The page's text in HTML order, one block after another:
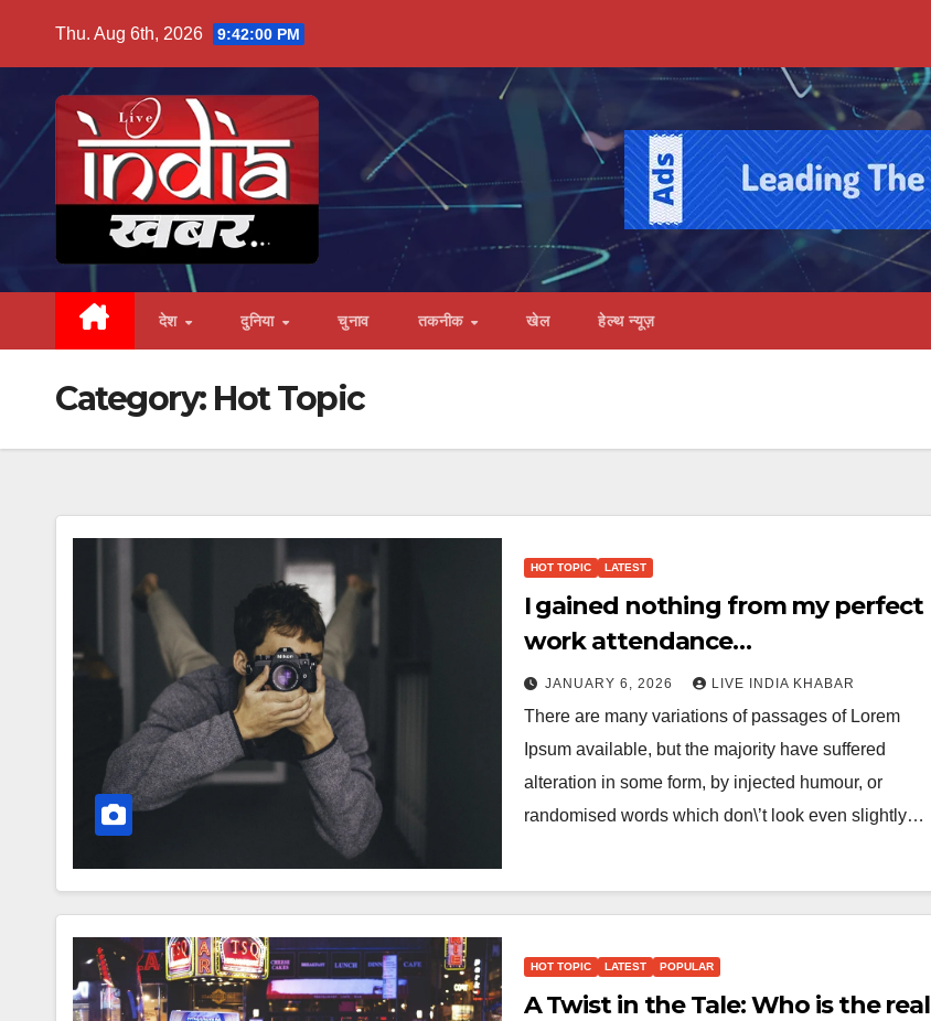
Thu. Aug 6th, 2026 9:42:01 PM
देश दुनिया चुनाव तकनीक खेल हेल्थ न्यूज़
Category: Hot Topic
HOT TOPIC LATEST
I gained nothing from my perfect
work attendance…
JANUARY 6, 2026 LIVE INDIA KHABAR
There are many variations of passages of Lorem
Ipsum available, but the majority have suffered
alteration in some form, by injected humour, or
randomised words which don\’t look even slightly…
HOT TOPIC LATEST POPULAR
A Twist in the Tale: Who is the real